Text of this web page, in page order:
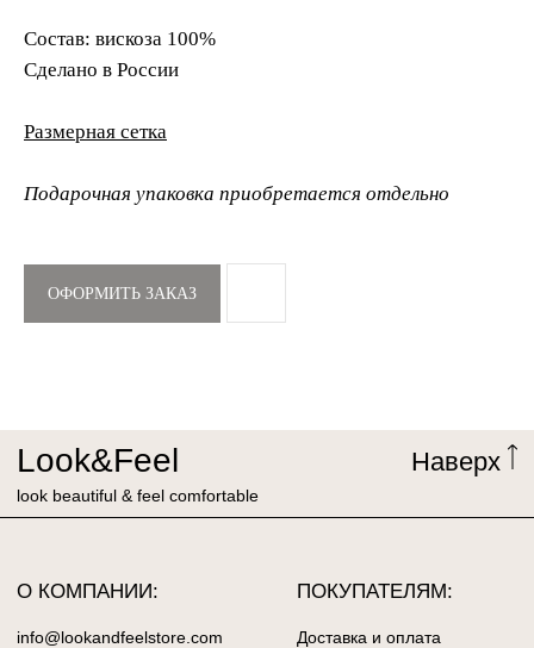
Состав: вискоза 100%
Сделано в России
Размерная сетка
Подарочная упаковка приобретается отдельно
ОФОРМИТЬ ЗАКАЗ
Look&Feel
О КОМПАНИИ: